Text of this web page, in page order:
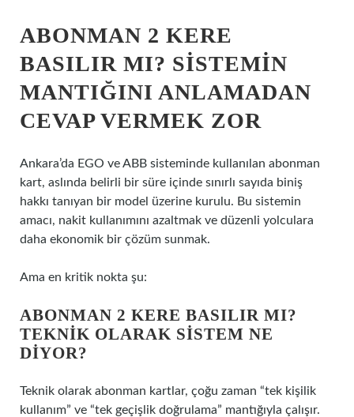
ABONMAN 2 KERE
BASILIR MI? SISTEMIN
MANTIĞINI ANLAMADAN
CEVAP VERMEK ZOR
Ankara’da EGO ve ABB sisteminde kullanılan abonman
kart, aslında belirli bir süre içinde sınırlı sayıda biniş
hakkı tanıyan bir model üzerine kurulu. Bu sistemin
amacı, nakit kullanımını azaltmak ve düzenli yolculara
daha ekonomik bir çözüm sunmak.
Ama en kritik nokta şu:
ABONMAN 2 KERE BASILIR MI?
TEKNIK OLARAK SISTEM NE
DIYOR?
Teknik olarak abonman kartlar, çoğu zaman “tek kişilik
kullanım” ve “tek geçişlik doğrulama” mantığıyla çalışır.